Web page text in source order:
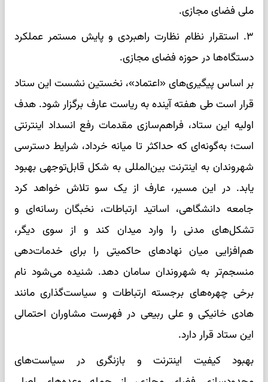
ملی فضای مجازی.
۳. استقرار نظام نظارت راهبردی و پایش مستمر عملکرد
دستگاه‌ها در حوزه فضای مجازی.
بر اساس پیگیری‌های «اعتماد»، نخستین نشست این ستاد
قرار است طی هفته آینده به ریاست عارف برگزار شود. هدف
اولیه این ستاد، فراهم‌سازی مقدمات رفع انسداد اینترنتی
است؛ به‌گونه‌ای که حداکثر تا میانه خرداد، شرایط دسترسی
شهروندان به اینترنت بین‌المللی به شکل قابل‌توجهی بهبود
یابد. در این مسیر، عارف از یک سو تلاش خواهد کرد
جامعه دانشگاهی، اساتید ارتباطات، نخبگان رسانه‌ای و
تشکل‌های مدنی را وارد میدان کند و از سوی دیگر،
هم‌افزایی میان نهادهای حاکمیتی را برای خدمات‌دهی
منسجم‌تر به شهروندان سامان دهد. شنیده می‌شود نام
برخی چهره‌های برجسته ارتباطات و سیاست‌گذاری مانند
هادی خانیکی و علی ربیعی در فهرست مشاوران احتمالی
این ستاد قرار دارد.
بهبود کیفیت اینترنت و بازنگری در سیاست‌های